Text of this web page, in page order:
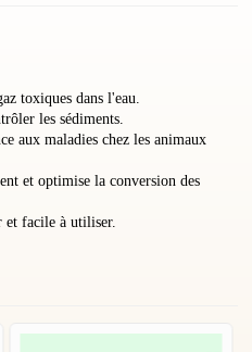
toxiques dans l'eau.
les sédiments.
aux maladies chez les animaux
et optimise la conversion des
et facile à utiliser.